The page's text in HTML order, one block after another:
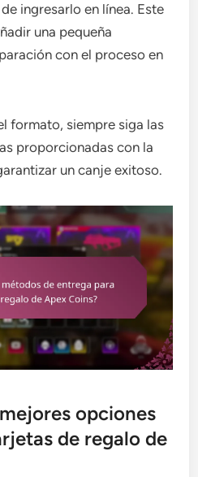
ingresarlo en línea. Este
una pequeña
con el proceso en
formato, siempre siga las
proporcionadas con la
un canje exitoso.
opciones
de regalo de